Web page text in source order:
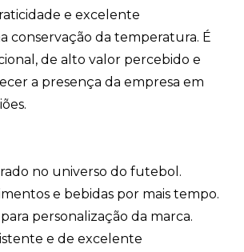
e excelente
conservação da temperatura. É
de alto valor percebido e
a presença da empresa em
no universo do futebol.
e bebidas por mais tempo.
personalização da marca.
e de excelente